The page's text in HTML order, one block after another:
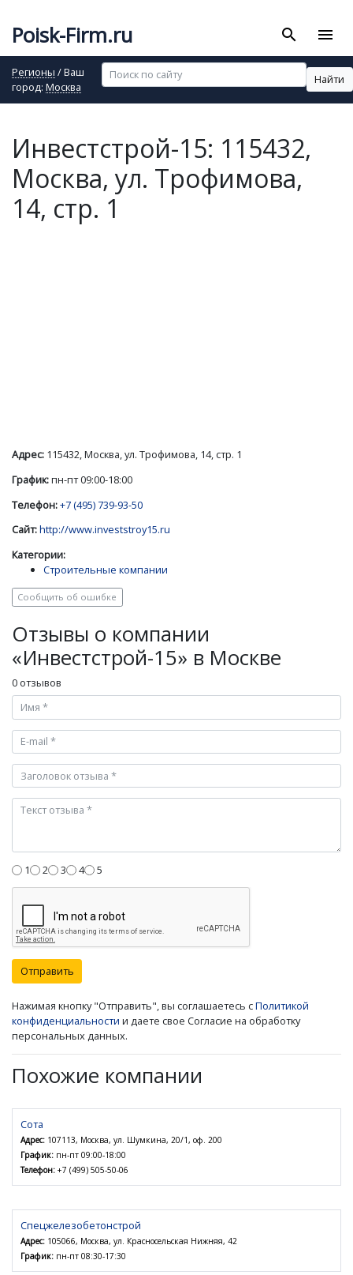
Poisk-Firm.ru search menu
Регионы / Ваш
город: Москва
Найти
Инвестстрой-15: 115432,
Москва, ул. Трофимова,
14, стр. 1
Адрес: 115432, Москва, ул. Трофимова, 14, стр. 1
График:пн-пт 09:00-18:00
Телефон:+7 (495) 739-93-50
Сайт:http://www.investstroy15.ru
Категории:
Строительные компании
Сообщить об ошибке
Отзывы о компании
«Инвестстрой-15» в Москве
0 отзывов
1 2 3 4 5
Отправить
Нажимая кнопку "Отправить", вы соглашаетесь сПолитикой
конфиденциальности и даете свое Согласие на обработку
персональных данных.
Похожие компании
Сота
Адрес: 107113, Москва, ул. Шумкина, 20/1, оф. 200
График: пн-пт 09:00-18:00
Телефон: +7 (499) 505-50-06
Спецжелезобетонстрой
Адрес: 105066, Москва, ул. Красносельская Нижняя, 42
График: пн-пт 08:30-17:30